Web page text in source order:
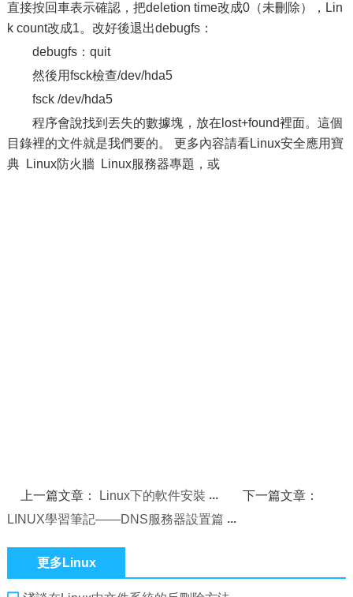
直接按回車表示確認，把deletion time改成0（未刪除），Lin
k count改成1。改好後退出debugfs：
debugfs：quit
然後用fsck檢查/dev/hda5
fsck /dev/hda5
程序會說找到丟失的數據塊，放在lost+found裡面。這個
目錄裡的文件就是我們要的。 更多內容請看Linux安全應用寶
典 Linux防火牆 Linux服務器專題，或
上一篇文章： Linux下的軟件安裝
下一篇文章：
LINUX學習筆記——DNS服務器設置篇
更多Linux